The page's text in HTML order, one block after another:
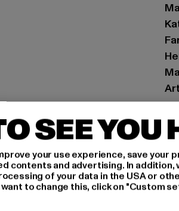
SEE YOU
your use experience, save your
contents and advertising. In
of your data in the USA or
to change this, click on "Custom